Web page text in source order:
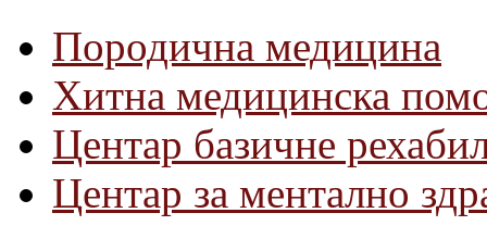
Породична медицина
Хитна медицинска
Центар базичне
Центар за ментално